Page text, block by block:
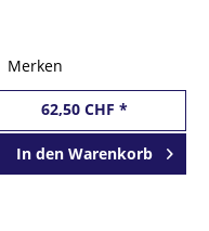
Merken
62,50 CHF *
In den Warenkorb